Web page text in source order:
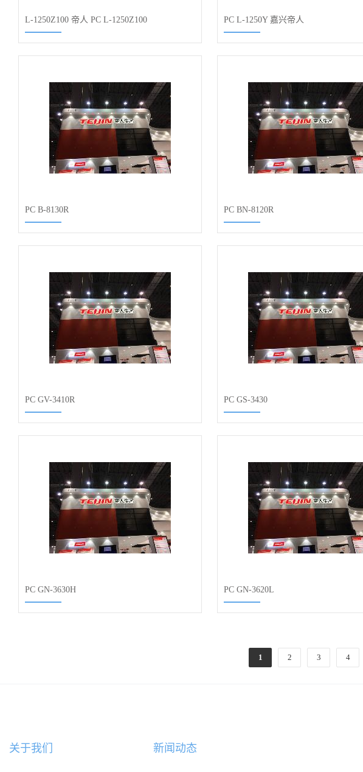
L-1250Z100 帝人 PC L-1250Z100 PC L-1250Y 嘉兴帝人
PC B-8130R PC BN-8120R
PC GV-3410R PC GS-3430
PC GN-3630H PC GN-3620L
1 2 3 4
关于我们 新闻动态